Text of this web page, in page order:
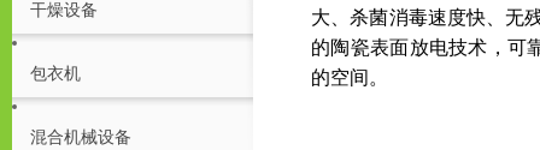
干燥设备
包衣机
混合机械设备
大、杀菌消毒速度快、无
的陶瓷表面放电技术，可
的空间。